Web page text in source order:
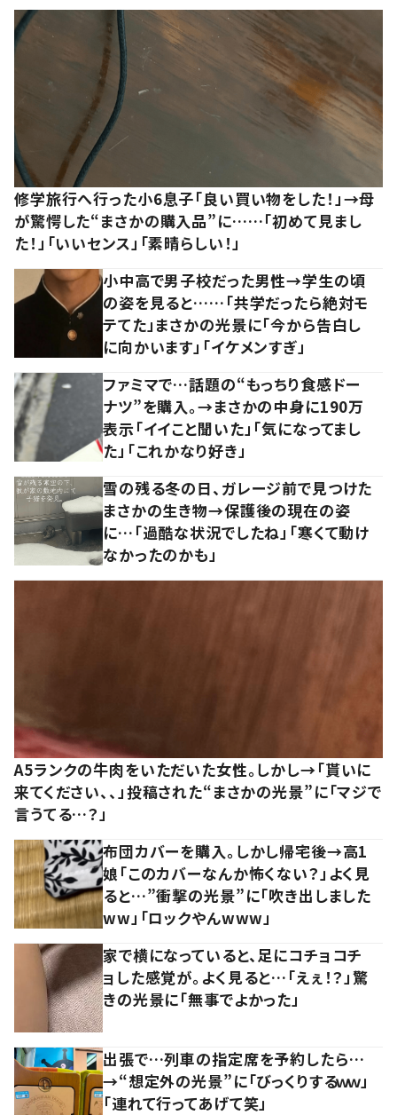
修学旅行へ行った小6息子「良い買い物をした！」→母
が驚愕した“まさかの購入品”に……「初めて見まし
た！」「いいセンス」「素晴らしい！」
小中高で男子校だった男性→学生の頃
の姿を見ると……「共学だったら絶対モ
テてた」まさかの光景に「今から告白し
に向かいます」「イケメンすぎ」
ファミマで…話題の“もっちり食感ドー
ナツ”を購入。→まさかの中身に190万
表示「イイこと聞いた」「気になってまし
た」「これかなり好き」
雪の残る冬の日、ガレージ前で見つけた
まさかの生き物→保護後の現在の姿
に…「過酷な状況でしたね」「寒くて動け
なかったのかも」
A5ランクの牛肉をいただいた女性。しかし→「貰いに
来てください、、」投稿された“まさかの光景”に「マジで
言うてる…？」
布団カバーを購入。しかし帰宅後→高1
娘「このカバーなんか怖くない？」よく見
ると…”衝撃の光景”に「吹き出しました
ww」「ロックやんwww」
家で横になっていると、足にコチョコチ
ョした感覚が。よく見ると…「えぇ！？」驚
きの光景に「無事でよかった」
出張で…列車の指定席を予約したら…
→“想定外の光景”に「びっくりするｗｗ」
「連れて行ってあげて笑」